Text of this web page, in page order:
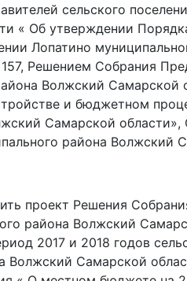
сельского
« Об утверждении
Лопатино
Решением Собрания
Волжский Самарской
и бюджетном
Самарской области»,
района Волжский
проект Решения
района Волжский
2017 и 2018 годов
Волжский Самарской